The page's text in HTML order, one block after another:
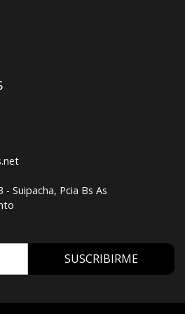
Suipacha, Pcia Bs As
SUSCRIBIRME